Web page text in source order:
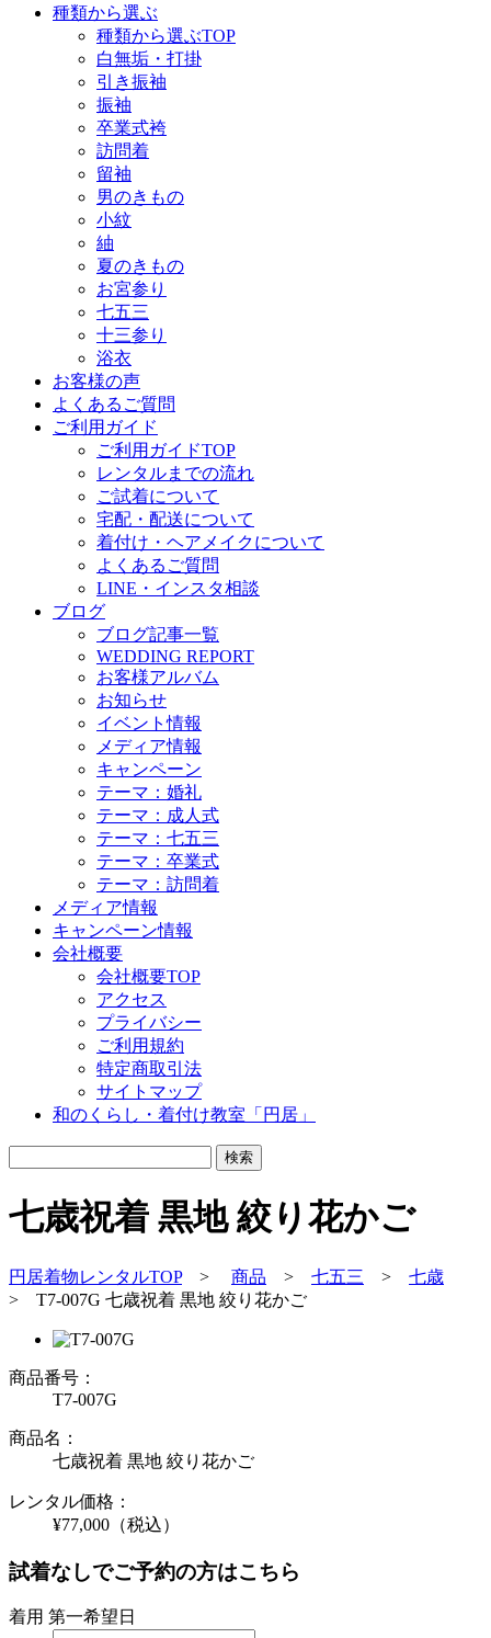
種類から選ぶ
種類から選ぶTOP
白無垢・打掛
引き振袖
振袖
卒業式袴
訪問着
留袖
男のきもの
小紋
紬
夏のきもの
お宮参り
七五三
十三参り
浴衣
お客様の声
よくあるご質問
ご利用ガイド
ご利用ガイドTOP
レンタルまでの流れ
ご試着について
宅配・配送について
着付け・ヘアメイクについて
よくあるご質問
LINE・インスタ相談
ブログ
ブログ記事一覧
WEDDING REPORT
お客様アルバム
お知らせ
イベント情報
メディア情報
キャンペーン
テーマ：婚礼
テーマ：成人式
テーマ：七五三
テーマ：卒業式
テーマ：訪問着
メディア情報
キャンペーン情報
会社概要
会社概要TOP
アクセス
プライバシー
ご利用規約
特定商取引法
サイトマップ
和のくらし・着付け教室「円居」
七歳祝着 黒地 絞り花かご
円居着物レンタルTOP> 商品 > 七五三 > 七歳
> T7-007G 七歳祝着 黒地 絞り花かご
商品番号：
T7-007G
商品名：
七歳祝着 黒地 絞り花かご
レンタル価格：
¥77,000 （税込）
試着なしでご予約の方はこちら
着用 第一希望日